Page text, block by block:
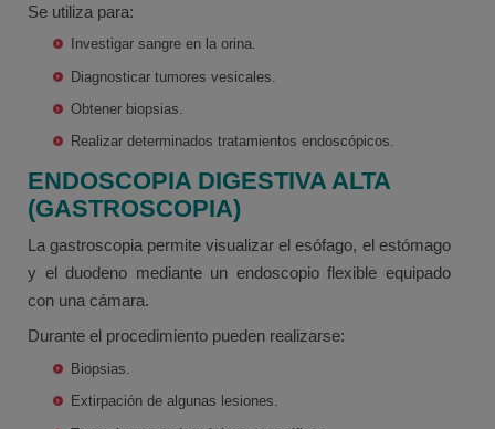
Se utiliza para:
Investigar sangre en la orina.
Diagnosticar tumores vesicales.
Obtener biopsias.
Realizar determinados tratamientos endoscópicos.
ENDOSCOPIA DIGESTIVA ALTA
(GASTROSCOPIA)
La gastroscopia permite visualizar el esófago, el estómago
y el duodeno mediante un endoscopio flexible equipado
con una cámara.
Durante el procedimiento pueden realizarse:
Biopsias.
Extirpación de algunas lesiones.